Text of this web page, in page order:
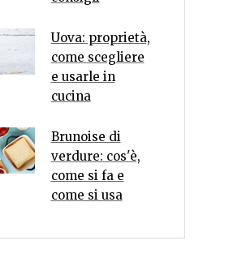
Uova: proprietà,
come scegliere
e usarle in
cucina
Brunoise di
verdure: cos'è,
come si fa e
come si usa